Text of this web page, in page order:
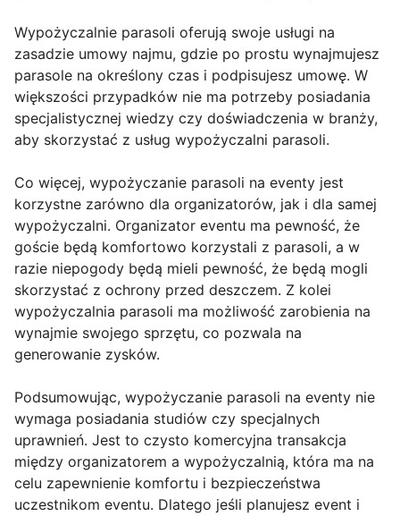
Wypożyczalnie parasoli oferują swoje usługi na
zasadzie umowy najmu, gdzie po prostu wynajmujesz
parasole na określony czas i podpisujesz umowę. W
większości przypadków nie ma potrzeby posiadania
specjalistycznej wiedzy czy doświadczenia w branży,
aby skorzystać z usług wypożyczalni parasoli.
Co więcej, wypożyczanie parasoli na eventy jest
korzystne zarówno dla organizatorów, jak i dla samej
wypożyczalni. Organizator eventu ma pewność, że
goście będą komfortowo korzystali z parasoli, a w
razie niepogody będą mieli pewność, że będą mogli
skorzystać z ochrony przed deszczem. Z kolei
wypożyczalnia parasoli ma możliwość zarobienia na
wynajmie swojego sprzętu, co pozwala na
generowanie zysków.
Podsumowując, wypożyczanie parasoli na eventy nie
wymaga posiadania studiów czy specjalnych
uprawnień. Jest to czysto komercyjna transakcja
między organizatorem a wypożyczalnią, która ma na
celu zapewnienie komfortu i bezpieczeństwa
uczestnikom eventu. Dlatego jeśli planujesz event i